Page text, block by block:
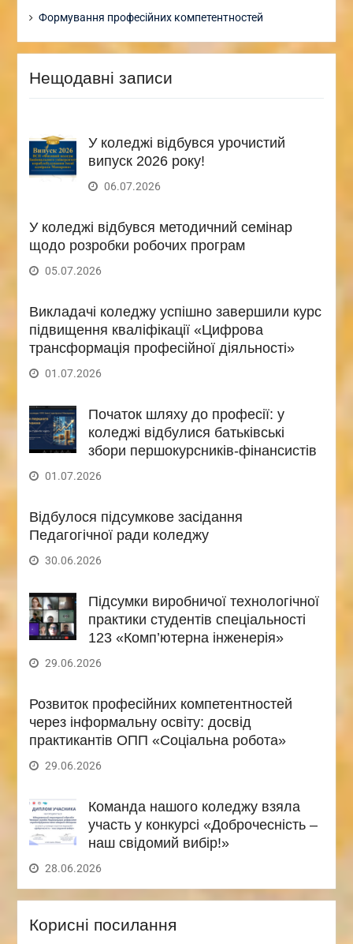
Формування професійних компетентностей
Нещодавні записи
У коледжі відбувся урочистий
випуск 2026 року!
06.07.2026
У коледжі відбувся методичний семінар
щодо розробки робочих програм
05.07.2026
Викладачі коледжу успішно завершили курс
підвищення кваліфікації «Цифрова
трансформація професійної діяльності»
01.07.2026
Початок шляху до професії: у
коледжі відбулися батьківські
збори першокурсників-фінансистів
01.07.2026
Відбулося підсумкове засідання
Педагогічної ради коледжу
30.06.2026
Підсумки виробничої технологічної
практики студентів спеціальності
123 «Комп’ютерна інженерія»
29.06.2026
Розвиток професійних компетентностей
через інформальну освіту: досвід
практикантів ОПП «Соціальна робота»
29.06.2026
Команда нашого коледжу взяла
участь у конкурсі «Доброчесність –
наш свідомий вибір!»
28.06.2026
Корисні посилання